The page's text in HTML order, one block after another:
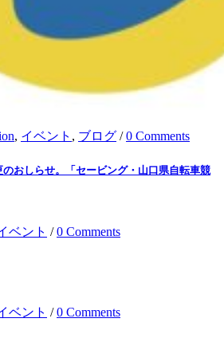
, イベント , ブログ /0 Comments
おしらせ。「セービング・山口県自転車競
ベント /0 Comments
ベント /0 Comments